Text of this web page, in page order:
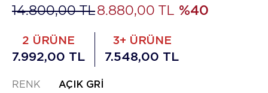
14.800,00 TL8.880,00 TL %40
2 ÜRÜNE
7.992,00 TL
3+ ÜRÜNE
7.548,00 TL
RENK AÇIK GRI